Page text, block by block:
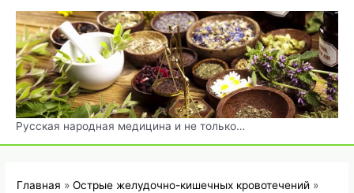
Перейти
содержимому
Русская народная медицина и не только…
Главная
Острые желудочно-кишечных кровотечений